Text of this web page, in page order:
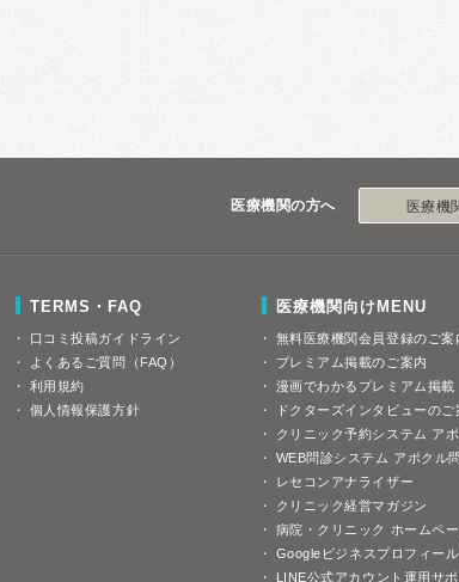
医療機関の方へ 医療機
TERMS・FAQ
口コミ投稿ガイドライン
よくあるご質問（FAQ）
利用規約
個人情報保護方針
医療機関向けMENU
無料医療機関会員登録のご案
プレミアム掲載のご案内
漫画でわかるプレミアム掲載
ドクターズインタビューのご
クリニック予約システム ア
WEB問診システム アポクル
レセコンアナライザー
クリニック経営マガジン
病院・クリニック ホームペ
Googleビジネスプロフィー
LINE公式アカウント運用サポ